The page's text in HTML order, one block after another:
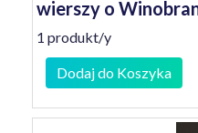
wierszy o
1 produkt/y
Dodaj do Koszyka